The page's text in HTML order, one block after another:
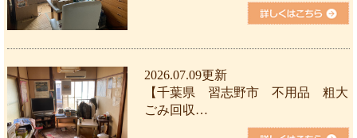
2026.07.09更新
【千葉県 習志野市 不用品 粗大
ごみ回収…